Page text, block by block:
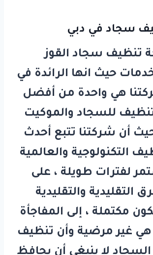
سجاد في دبي
تنظيف سجاد القوز
حيث انها الرائدة في
هي واحدة من أفضل
للسجاد والموكيت
أن شركتنا تتبع أحدث
التكنولوجية والعالمية
لفترات طويلة ، على
والتقليدية
مكتملة ، إلى المفاجأة
هي غير مرضية وأن تنظيف
السجاد لا ينبغي أن يحافظ